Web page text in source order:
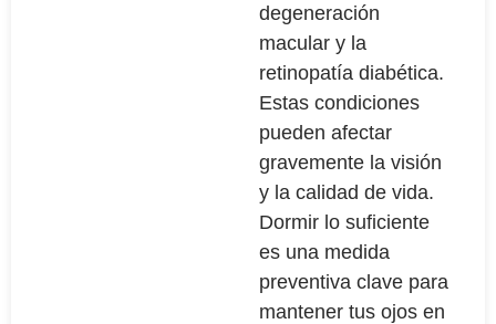
degeneración
macular y la
retinopatía diabética.
Estas condiciones
pueden afectar
gravemente la visión
y la calidad de vida.
Dormir lo suficiente
es una medida
preventiva clave para
mantener tus ojos en